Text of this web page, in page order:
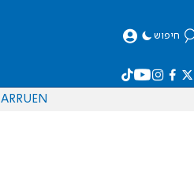
חיפוש
EN
RU
AR